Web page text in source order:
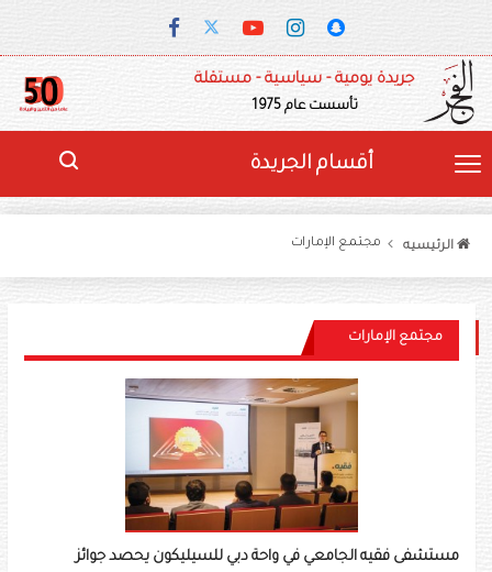
جريدة يومية - سياسية - مستقلة
تأسست عام 1975
أقسام الجريدة
الرئيسيه مجتمع الإمارات
مجتمع الإمارات
مستشفى فقيه الجامعي في واحة دبي للسيليكون يحصد جوائز